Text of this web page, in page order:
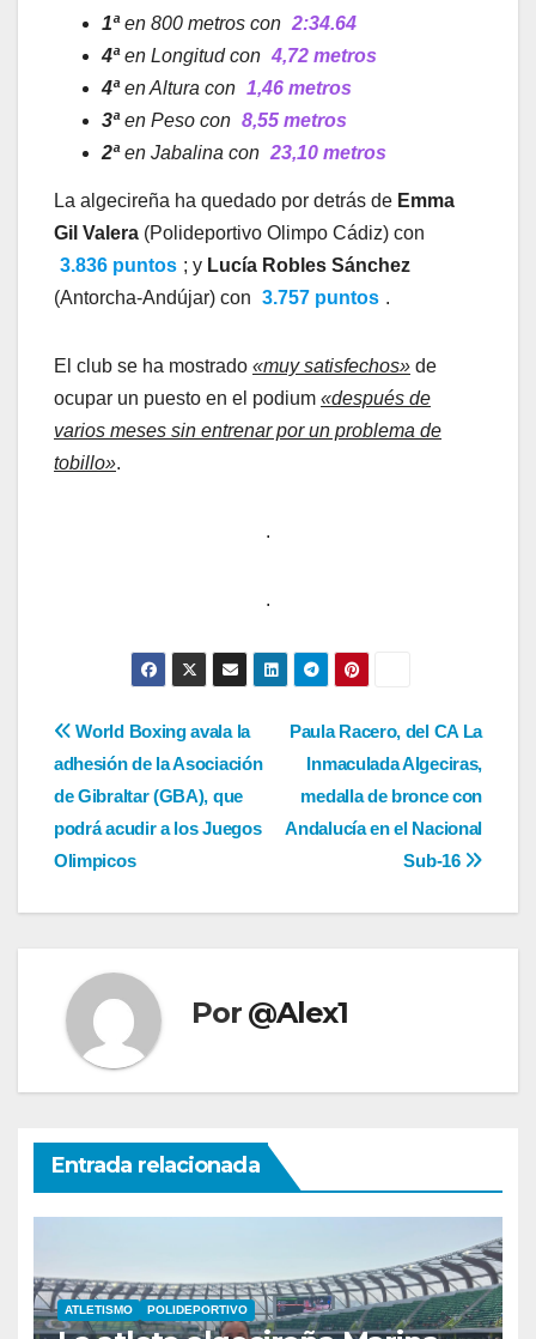
1ªen 800 metros con 2:34.64
4ªen Longitud con 4,72 metros
4ªen Altura con 1,46 metros
3ªen Peso con 8,55 metros
2ªen Jabalina con 23,10 metros
La algecireña ha quedado por detrás de Emma
Gil Valera (Polideportivo Olimpo Cádiz) con
3.836 puntos ; y Lucía Robles Sánchez
(Antorcha-Andújar) con 3.757 puntos .
El club se ha mostrado «muy satisfechos» de
ocupar un puesto en el podium «después de
varios meses sin entrenar por un problema de
tobillo».
.
.
Navegación
de
entradas
Paula Racero, del CA La
Inmaculada Algeciras,
medalla de bronce con
Andalucía en el Nacional
Sub-16
World Boxing avala la
adhesión de la Asociación
de Gibraltar (GBA), que
podrá acudir a los Juegos
Olimpicos
Por @Alex1
Entrada relacionada
ATLETISMO POLIDEPORTIVO